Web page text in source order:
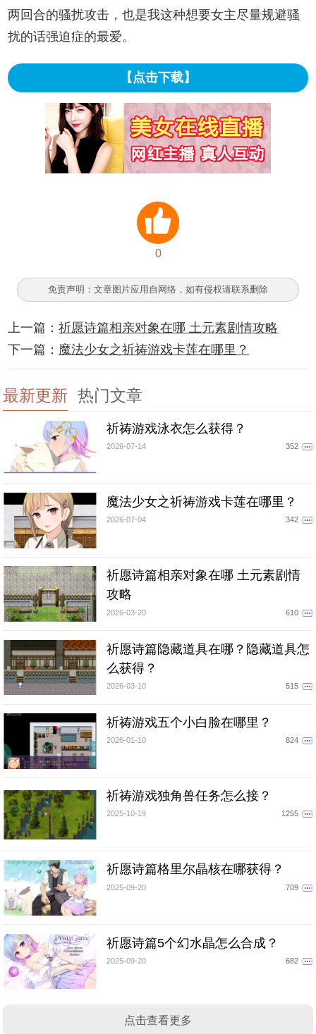
两回合的骚扰攻击，也是我这种想要女主尽量规避骚
扰的话强迫症的最爱。
【点击下载】
0
免责声明：文章图片应用自网络，如有侵权请联系删除
上一篇：祈愿诗篇相亲对象在哪 土元素剧情攻略
下一篇： 魔法少女之祈祷游戏卡莲在哪里？
最新更新 热门文章
祈祷游戏泳衣怎么获得？
2026-07-14 352
魔法少女之祈祷游戏卡莲在哪里？
2026-07-04 342
祈愿诗篇相亲对象在哪 土元素剧情
攻略
2026-03-20 610
祈愿诗篇隐藏道具在哪？隐藏道具怎
么获得？
2026-03-10 515
祈祷游戏五个小白脸在哪里？
2026-01-10 824
祈祷游戏独角兽任务怎么接？
2025-10-19 1255
祈愿诗篇格里尔晶核在哪获得？
2025-09-20 709
祈愿诗篇5个幻水晶怎么合成？
2025-09-20 682
点击查看更多